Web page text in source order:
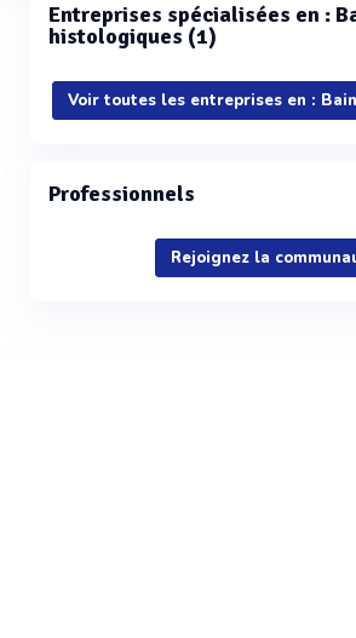
Entreprises spécialisées en :
histologiques (1)
Voir toutes les entreprises en :
Professionnels
Rejoignez la